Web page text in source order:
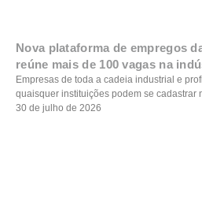
Nova plataforma de empregos
reúne mais de 100 vagas na
Empresas de toda a cadeia industrial e
quaisquer instituições podem se cadastrar
30 de julho de 2026